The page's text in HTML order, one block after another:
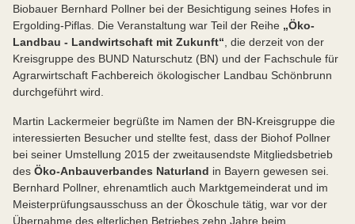
Biobauer Bernhard Pollner bei der Besichtigung seines Hofes in
Ergolding-Piflas. Die Veranstaltung war Teil der Reihe „Öko-
Landbau - Landwirtschaft mit Zukunft“ , die derzeit von der
Kreisgruppe des BUND Naturschutz (BN) und der Fachschule für
Agrarwirtschaft Fachbereich ökologischer Landbau Schönbrunn
durchgeführt wird.
Martin Lackermeier begrüßte im Namen der BN-Kreisgruppe die
interessierten Besucher und stellte fest, dass der Biohof Pollner
bei seiner Umstellung 2015 der zweitausendste Mitgliedsbetrieb
des Öko-Anbauverbandes Naturland in Bayern gewesen sei.
Bernhard Pollner, ehrenamtlich auch Marktgemeinderat und im
Meisterprüfungsausschuss an der Ökoschule tätig, war vor der
Übernahme des elterlichen Betriebes zehn Jahre beim